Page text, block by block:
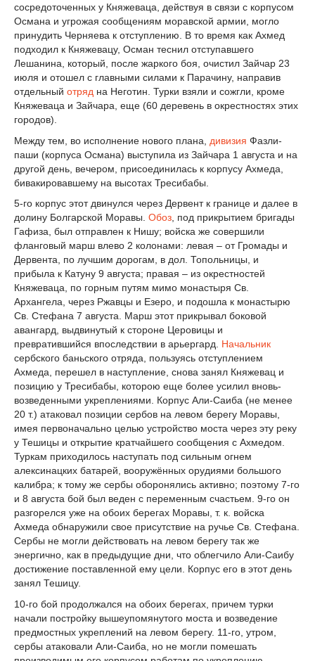
сосредоточенных у Княжеваца, действуя в связи с корпусом
Османа и угрожая сообщениям моравской армии, могло
принудить Черняева к отступлению. В то время как Ахмед
подходил к Княжевацу, Осман теснил отступавшего
Лешанина, который, после жаркого боя, очистил Зайчар 23
июля и отошел с главными силами к Парачину, направив
отдельный отряд на Неготин. Турки взяли и сожгли, кроме
Княжеваца и Зайчара, еще (60 деревень в окрестностях этих
городов).
Между тем, во исполнение нового плана, дивизия Фазли-
паши (корпуса Османа) выступила из Зайчара 1 августа и на
другой день, вечером, присоединилась к корпусу Ахмеда,
бивакировавшему на высотах Тресибабы.
5-го корпус этот двинулся через Дервент к границе и далее в
долину Болгарской Моравы. Обоз, под прикрытием бригады
Гафиза, был отправлен к Нишу; войска же совершили
фланговый марш влево 2 колонами: левая – от Громады и
Дервента, по лучшим дорогам, в дол. Топольницы, и
прибыла к Катуну 9 августа; правая – из окрестностей
Княжеваца, по горным путям мимо монастыря Св.
Архангела, через Ржавцы и Езеро, и подошла к монастырю
Св. Стефана 7 августа. Марш этот прикрывал боковой
авангард, выдвинутый к стороне Церовицы и
превратившийся впоследствии в арьергард. Начальник
сербского баньского отряда, пользуясь отступлением
Ахмеда, перешел в наступление, снова занял Княжевац и
позицию у Тресибабы, которою еще более усилил вновь-
возведенными укреплениями. Корпус Али-Саиба (не менее
20 т.) атаковал позиции сербов на левом берегу Моравы,
имея первоначально целью устройство моста через эту реку
у Тешицы и открытие кратчайшего сообщения с Ахмедом.
Туркам приходилось наступать под сильным огнем
алексинацких батарей, вооружённых орудиями большого
калибра; к тому же сербы оборонялись активно; поэтому 7-го
и 8 августа бой был веден с переменным счастьем. 9-го он
разгорелся уже на обоих берегах Моравы, т. к. войска
Ахмеда обнаружили свое присутствие на ручье Св. Стефана.
Сербы не могли действовать на левом берегу так же
энергично, как в предыдущие дни, что облегчило Али-Саибу
достижение поставленной ему цели. Корпус его в этот день
занял Тешицу.
10-го бой продолжался на обоих берегах, причем турки
начали постройку вышеупомянутого моста и возведение
предмостных укреплений на левом берегу. 11-го, утром,
сербы атаковали Али-Саиба, но не могли помешать